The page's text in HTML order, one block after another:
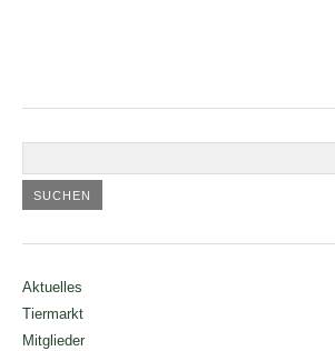
Aktuelles
Tiermarkt
Mitglieder